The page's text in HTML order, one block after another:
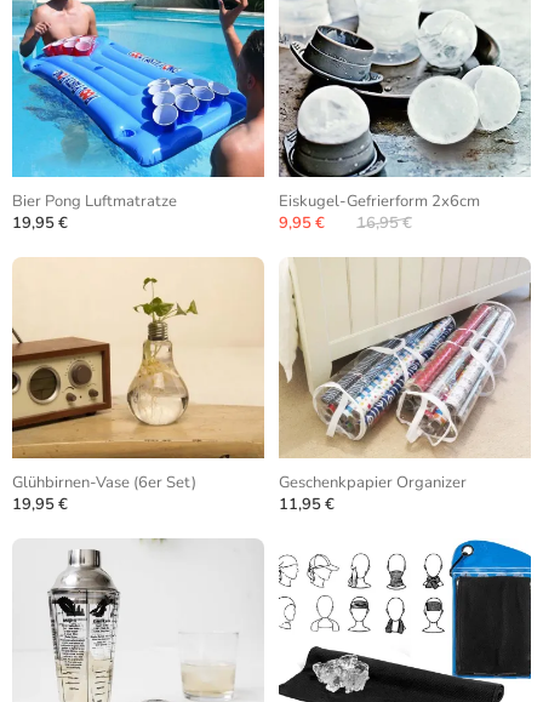
Bier Pong Luftmatratze
19,95 €
Eiskugel-Gefrierform 2x6cm
9,95 €
16,95 €
Glühbirnen-Vase (6er Set)
19,95 €
Geschenkpapier Organizer
11,95 €